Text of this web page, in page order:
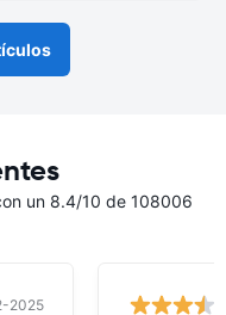
un 8.4/10 de 108006
2025